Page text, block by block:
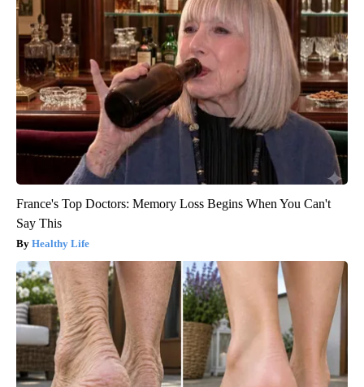
France's Top Doctors: Memory Loss Begins When You Can't
Say This
Healthy Life